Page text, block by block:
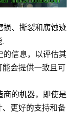
损、撕裂和腐蚀迹
的信息，以评估其
会提供一致且可
商的机器，即使是
更好的支持和备